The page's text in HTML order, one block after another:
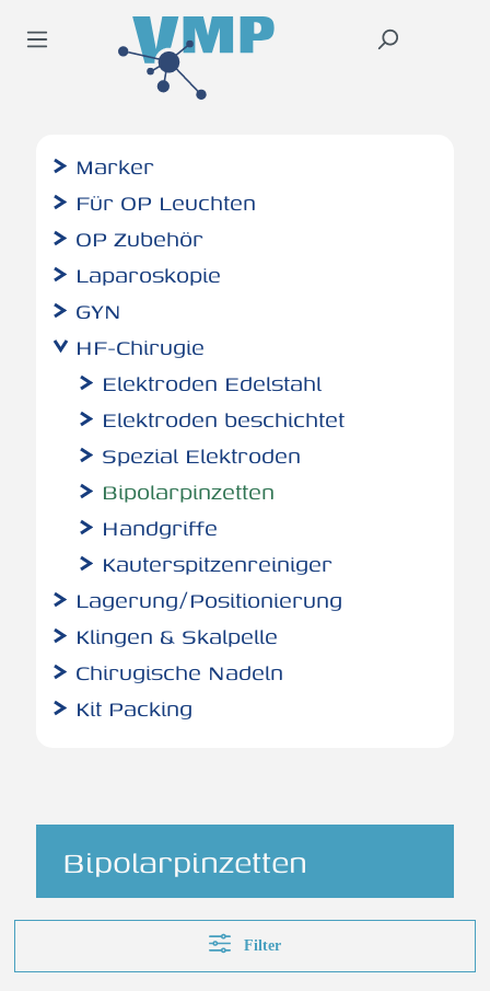
Marker
Für OP Leuchten
OP Zubehör
Laparoskopie
GYN
HF-Chirugie
Elektroden Edelstahl
Elektroden beschichtet
Spezial Elektroden
Bipolarpinzetten
Handgriffe
Kauterspitzenreiniger
Lagerung/Positionierung
Klingen & Skalpelle
Chirugische Nadeln
Kit Packing
Bipolarpinzetten
Filter